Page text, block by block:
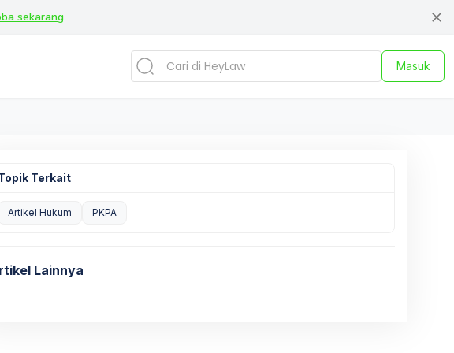
sekarang
Masuk
Terkait
Artikel Hukum PKPA
Lainnya